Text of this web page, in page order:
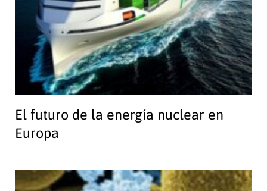
El futuro de la energía nuclear en
Europa